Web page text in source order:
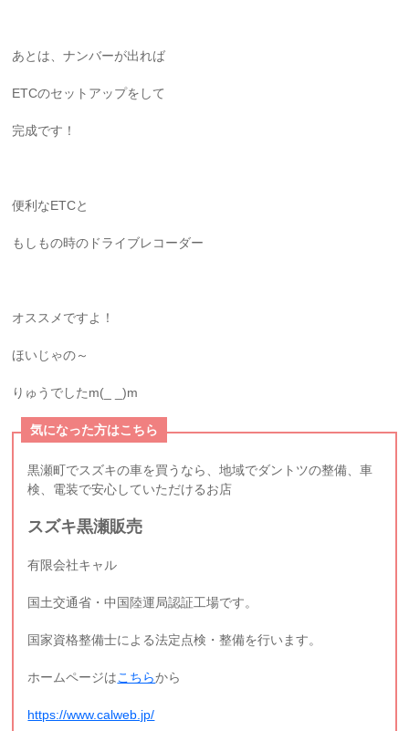
あとは、ナンバーが出れば
ETCのセットアップをして
完成です！
便利なETCと
もしもの時のドライブレコーダー
オススメですよ！
ほいじゃの～
りゅうでしたm(_ _)m
気になった方はこちら
黒瀬町でスズキの車を買うなら、地域でダントツの整備、車
検、電装で安心していただけるお店
スズキ黒瀬販売
有限会社キャル
国土交通省・中国陸運局認証工場です。
国家資格整備士による法定点検・整備を行います。
ホームページはこちらから
https://www.calweb.jp/